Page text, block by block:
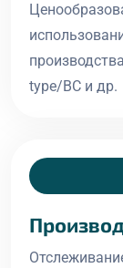
type/BC и др.